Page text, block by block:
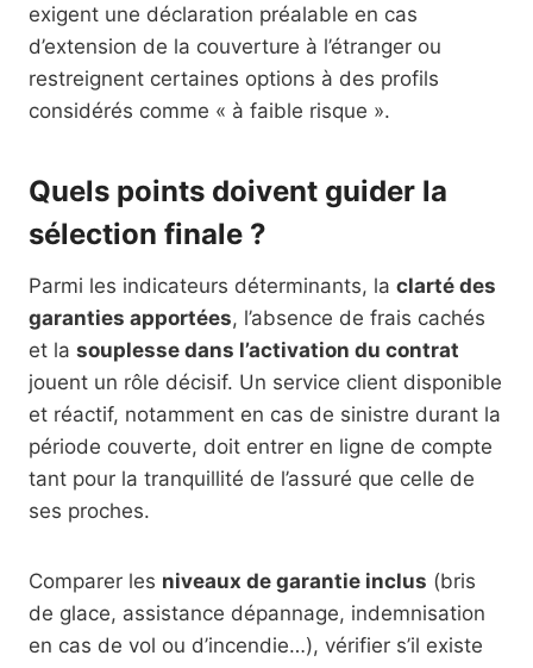
exigent une déclaration préalable en cas
d’extension de la couverture à l’étranger ou
restreignent certaines options à des profils
considérés comme « à faible risque ».
Quels points doivent guider la
sélection finale ?
Parmi les indicateurs déterminants, la clarté des
garanties apportées, l’absence de frais cachés
et la souplesse dans l’activation du contrat
jouent un rôle décisif. Un service client disponible
et réactif, notamment en cas de sinistre durant la
période couverte, doit entrer en ligne de compte
tant pour la tranquillité de l’assuré que celle de
ses proches.
Comparer les niveaux de garantie inclus (bris
de glace, assistance dépannage, indemnisation
en cas de vol ou d’incendie…), vérifier s’il existe